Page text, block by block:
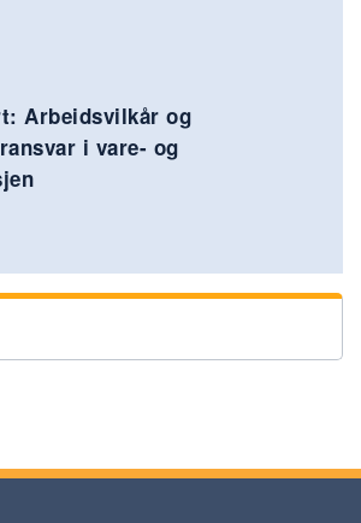
Arbeidsvilkår og
i vare- og